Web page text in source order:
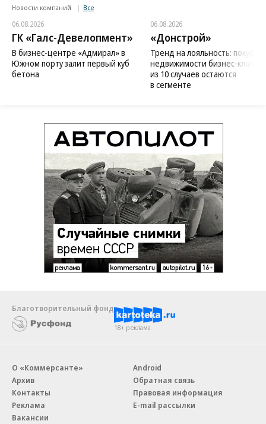
Новости компаний Все
06.08.2026
ГК «Галс-Девелопмент»
В бизнес-центре «Адмирал» в
Южном порту залит первый куб
бетона
06.08.2026
«Донстрой»
Тренд на лояльность:
недвижимости бизнес-класса
из 10 случаев остаются
в сегменте
Благотворительный фонд
18+ реклама
О «Коммерсанте»
Архив
Контакты
Реклама
Вакансии
Android
Обратная связь
Правовая информация
E-mail рассылки